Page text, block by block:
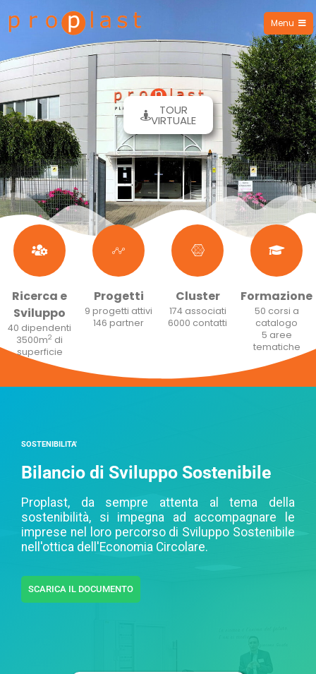
Proplast
Menu
TOUR
VIRTUALE
Ricerca e
Sviluppo
40 dipendenti
3500m2 di
superficie
Progetti
9 progetti attivi
146 partner
Cluster
174 associati
6000 contatti
Formazione
50 corsi a
catalogo
5 aree
tematiche
SOSTENIBILITA'
Bilancio di Sviluppo Sostenibile
Proplast, da sempre attenta al tema della
sostenibilità, si impegna ad accompagnare le
imprese nel loro percorso di Sviluppo Sostenibile
nell'ottica dell'Economia Circolare.
SCARICA IL DOCUMENTO